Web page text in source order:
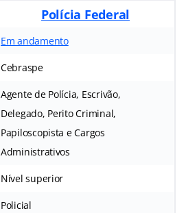
Polícia Federal
Em andamento
Cebraspe
Agente de Polícia, Escrivão,
Delegado, Perito Criminal,
Papiloscopista e Cargos
Administrativos
Nível superior
Policial